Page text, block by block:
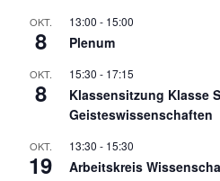
OKT.
8
13:00 - 15:00
Plenum
OKT.
8
15:30 - 17:15
Klassensitzung Klasse
Geisteswissenschaften
OKT.
19
13:30 - 15:30
Arbeitskreis